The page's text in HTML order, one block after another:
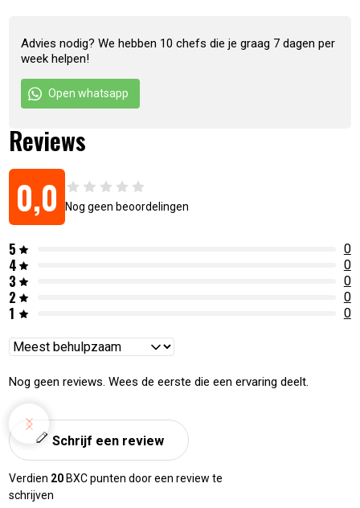
Advies nodig? We hebben 10 chefs die je graag 7 dagen per
week helpen!
Open whatsapp
Reviews
0,0 Nog geen beoordelingen
5 0
4 0
3 0
2 0
1 0
Reviews
Nog geen reviews. Wees de eerste die een ervaring deelt.
Schrijf een review
Verdien 20 BXC punten door een review te
schrijven